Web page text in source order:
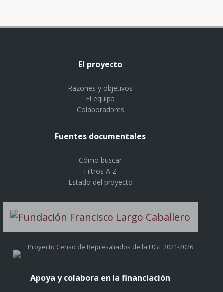
El proyecto
Razones y objetivos
El equipo
Colaboradores
Fuentes documentales
Cómo buscar
Filtros A-Z
Estado del proyecto
Proyecto Censo de Represaliados de la UGT 2021-2026
Apoya y colabora en la financiación